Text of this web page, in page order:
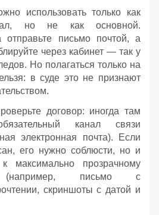
использовать только как
но не как основной.
отправьте письмо почтой, а
через кабинет — так у
Но полагаться только на
в суде это не признают
договор: иногда там
канал связи
электронная почта). Если
его нужно соблюсти, но и
максимально прозрачному
(например, письмо с
скриншоты с датой и